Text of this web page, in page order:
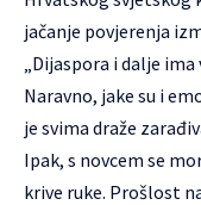
jačanje povjerenja
„Dijaspora i dalje
Naravno, jake su i
je svima draže
Ipak, s novcem se
krive ruke. Prošlost